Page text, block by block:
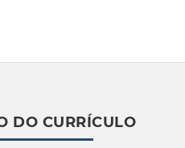
DO CURRÍCULO